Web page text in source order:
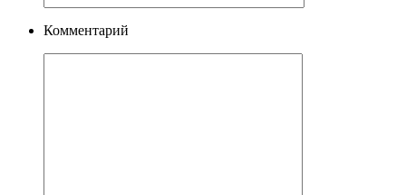
Комментарий